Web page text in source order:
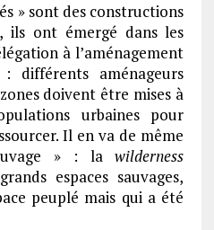
» sont des constructions
ils ont émergé dans les
à l’aménagement
différents aménageurs
doivent être mises à
urbaines pour
Il en va de même
» : lawilderness
espaces sauvages,
peuplé mais qui a été